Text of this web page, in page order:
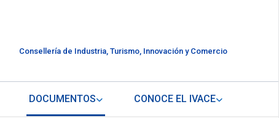
Consellería de Industria, Turismo, Innovación y Comercio
DOCUMENTOS CONOCE EL IVACE